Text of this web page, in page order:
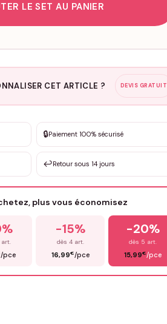
LE SET AU PANIER
CET ARTICLE ? DEVIS GRATUIT
de 3 à 10€ selon la demande
🔒Paiement 100% sécurisé
↩️Retour sous 14 jours
plus vous économisez
art.
/pce
-15%
dès 4 art.
16,99€/pce
-20%
dès 5 art.
15,99€/pce